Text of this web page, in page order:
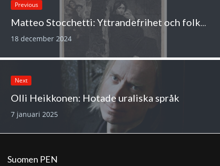
Previous
Matteo Stocchetti: Yttrandefrihet och folkmordet
18 december 2024
Next
Olli Heikkonen: Hotade uraliska språk
7 januari 2025
Suomen PEN